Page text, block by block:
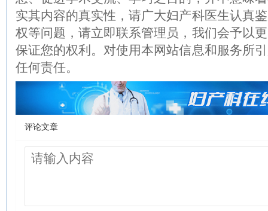
实其内容的真实性，请广大妇产科医生认真
权等问题，请立即联系管理员，我们会予以
保证您的权利。对使用本网站信息和服务所
任何责任。
评论文章